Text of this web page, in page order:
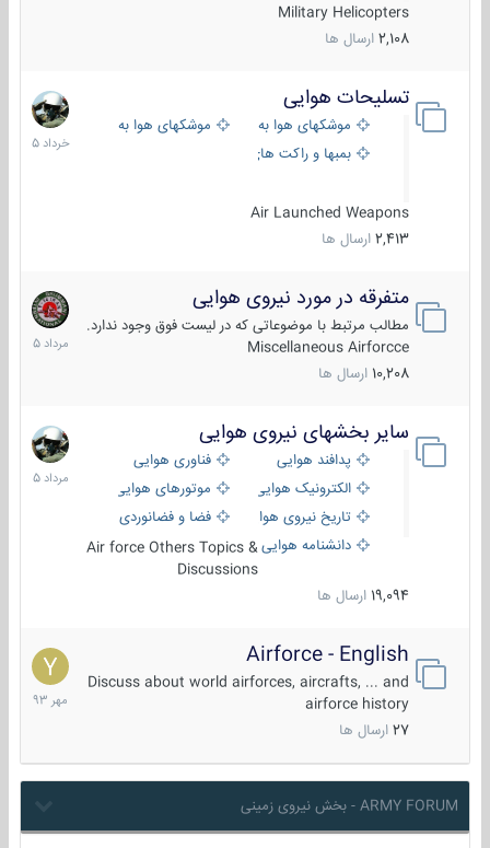
Military Helicopters
2,108 ارسال ها
تسلیحات هوایی
موشکهای هوا به هوا
موشکهای هوا به سطح
بمبها و راکت های هوایی
Air Launched Weapons
2,413 ارسال ها
30
خرداد
1405
متفرقه در مورد نیروی هوایی
مطالب مرتبط با موضوعاتی که در لیست فوق وجود ندارد.
Miscellaneous Airforcce
10,208 ارسال ها
7
مرداد
1405
سایر بخشهای نیروی هوایی
پدافند هوایی
فناوری هوایی
الکترونیک هوایی
موتورهای هوایی
تاریخ نیروی هوایی
فضا و فضانوردی
دانشنامه هواییAir force Others Topics &
Discussions
19,094 ارسال ها
2
مرداد
1405
Airforce - English
Discuss about world airforces, aircrafts, ... and
airforce history
27 ارسال ها
15
مهر
1393
ARMY FORUM - بخش نیروی زمینی